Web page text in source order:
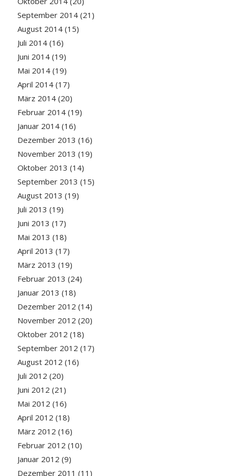
September 2014(21)
August 2014(15)
Juli 2014(16)
Juni 2014(19)
Mai 2014(19)
April 2014(17)
März 2014(20)
Februar 2014(19)
Januar 2014(16)
Dezember 2013 (16)
November 2013 (19)
Oktober 2013 (14)
September 2013 (15)
August 2013 (19)
Juli 2013 (19)
Juni 2013 (17)
Mai 2013 (18)
April 2013 (17)
März 2013 (19)
Februar 2013 (24)
Januar 2013 (18)
Dezember 2012 (14)
November 2012 (20)
Oktober 2012 (18)
September 2012 (17)
August 2012 (16)
Juli 2012 (20)
Juni 2012 (21)
Mai 2012 (16)
April 2012 (18)
März 2012 (16)
Februar 2012 (10)
Januar 2012 (9)
Dezember 2011 (11)